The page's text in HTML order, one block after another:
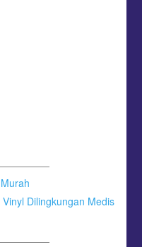
Dilingkungan Medis